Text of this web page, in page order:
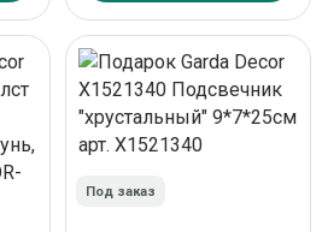
Под заказ